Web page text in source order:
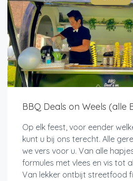
BBQ Deals on Weels (alle
Op elk feest, voor eender
kunt u bij ons terecht. Alle
we vers voor u. Van alle
formules met vlees en vis tot
Van lekker ontbijt streetfood